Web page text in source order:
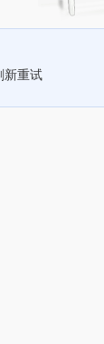
新重试